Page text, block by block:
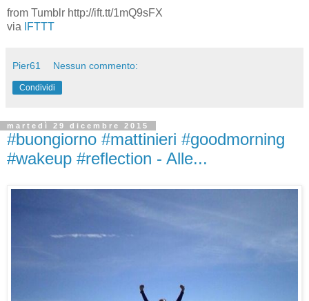
from Tumblr http://ift.tt/1mQ9sFX
via
IFTTT
Pier61 Nessun commento:
Condividi
martedì 29 dicembre 2015
#buongiorno #mattinieri #goodmorning
#wakeup #reflection - Alle...